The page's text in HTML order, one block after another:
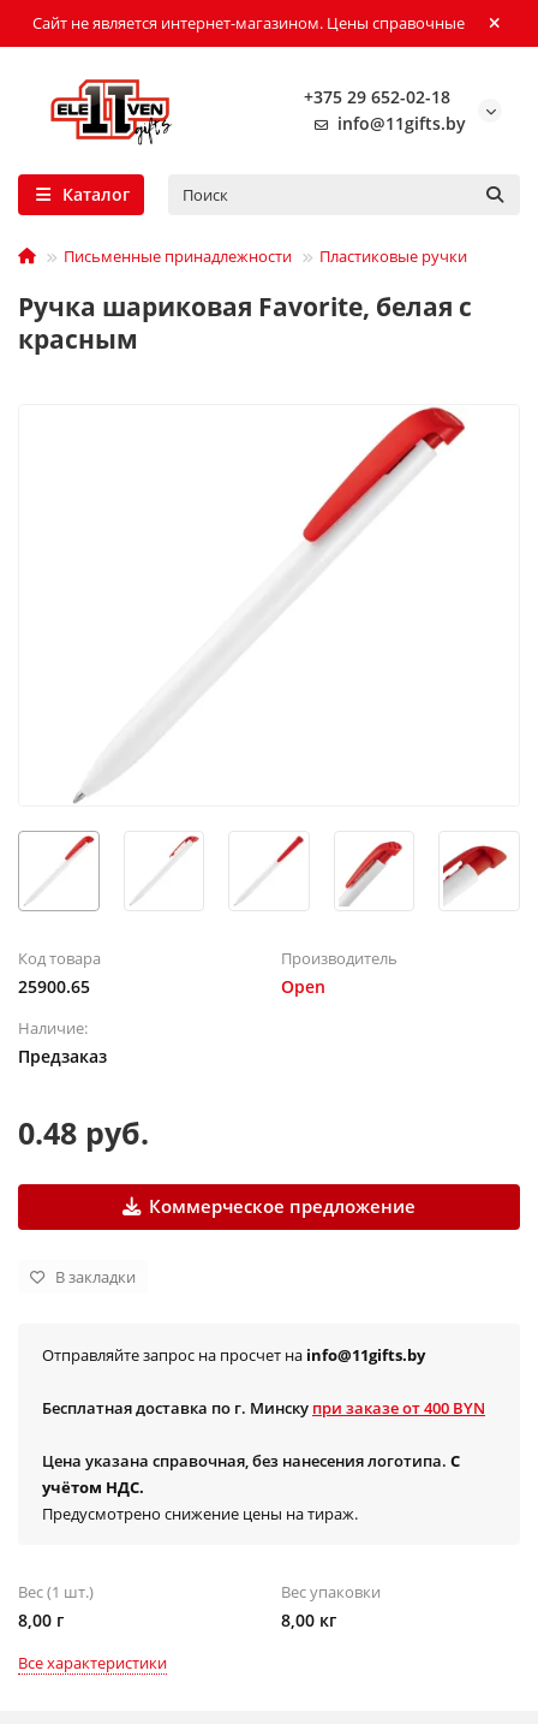
Сайт не является интернет-магазином. Цены справочные
+375 29 652-02-18
info@11gifts.by
Каталог
Письменные принадлежности Пластиковые ручки
Ручка шариковая Favorite, белая с
красным
Код товара
25900.65
Производитель
Open
Наличие:
Предзаказ
0.48 руб.
Коммерческое предложение
В закладки
Отправляйте запрос на просчет на info@11gifts.by
Бесплатная доставка по г. Минску при заказе от 400 BYN
Цена указана справочная, без нанесения логотипа. С
учётом НДС.
Предусмотрено снижение цены на тираж.
Вес (1 шт.)
8,00 г
Вес упаковки
8,00 кг
Все характеристики